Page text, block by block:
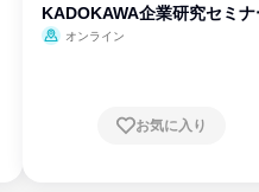
KADOKAWA企業研究セミナ
オンライン
お気に入り